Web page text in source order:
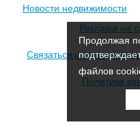
Продолжая
файлов
Новости недвижимости
Реклама на
Связаться с
Политика